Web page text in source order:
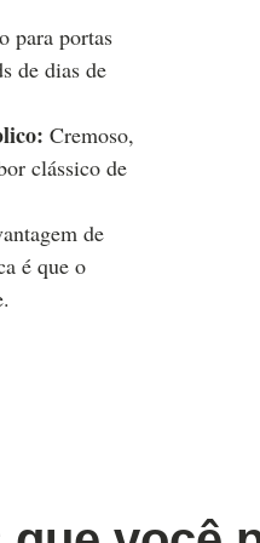
para portas
de dias de
Cremoso,
clássico de
de
é que o